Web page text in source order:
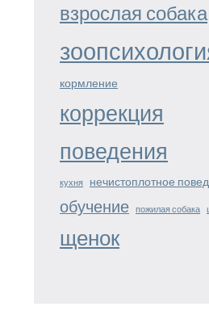
взрослая собака
кормление
коррекция
поведения
кухня нечистоплотное
обучение пожилая собака
щенок